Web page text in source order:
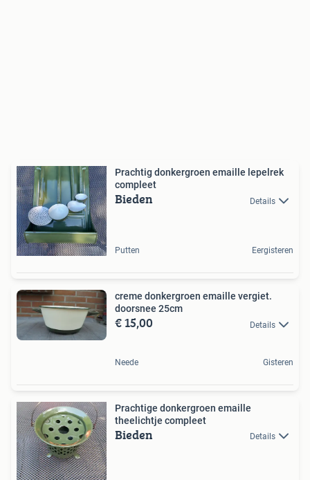
Prachtig donkergroen emaille lepelrek
compleet
Bieden Details
Putten Eergisteren
creme donkergroen emaille vergiet.
doorsnee 25cm
€ 15,00 Details
Neede Gisteren
Prachtige donkergroen emaille
theelichtje compleet
Bieden Details